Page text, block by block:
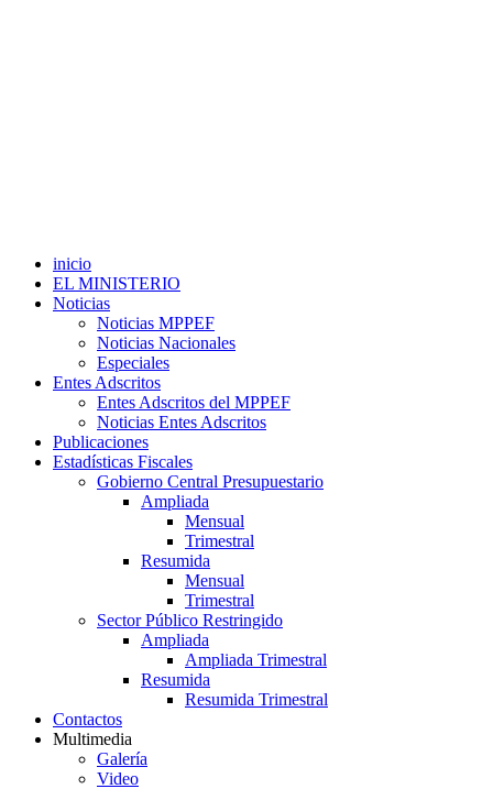
inicio
EL MINISTERIO
Noticias
Noticias MPPEF
Noticias Nacionales
Especiales
Entes Adscritos
Entes Adscritos del MPPEF
Noticias Entes Adscritos
Publicaciones
Estadísticas Fiscales
Gobierno Central Presupuestario
Ampliada
Mensual
Trimestral
Resumida
Mensual
Trimestral
Sector Público Restringido
Ampliada
Ampliada Trimestral
Resumida
Resumida Trimestral
Contactos
Multimedia
Galería
Video